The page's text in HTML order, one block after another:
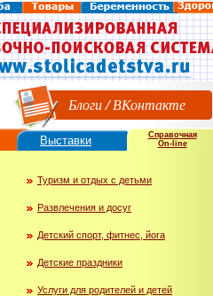
Блоги/ВКонтакте
Туризм и отдых с детьми
Развлечения и досуг
Детский спорт, фитнес, йога
Детские праздники
Услуги для родителей и детей
Справочная
On-line
Выставки